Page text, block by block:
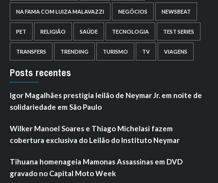
NA FAMA COM LUIZA MALAVAZZI NEGÓCIOS NEWSBEAT
PET RELIGIÃO SAÚDE TECNOLOGIA TEST SERIES
TRANSFERS TRENDING TURISMO TV VIAGENS
Posts recentes
Igor Magalhães prestigia leilão de Neymar Jr. em noite de
solidariedade em São Paulo
Wilker Manoel Soares e Thiago Michelasi fazem
cobertura exclusiva do Leilão do Instituto Neymar
Tihuana homenageia Mamonas Assassinas em DVD
gravado no Capital Moto Week